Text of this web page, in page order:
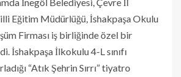
Eğitim Müdürlüğü, İshakpaşa Okulu
Firması iş birliğinde özel bir
İshakpaşa İlkokulu 4-L sınıfı
“Atık Şehrin Sırrı” tiyatro